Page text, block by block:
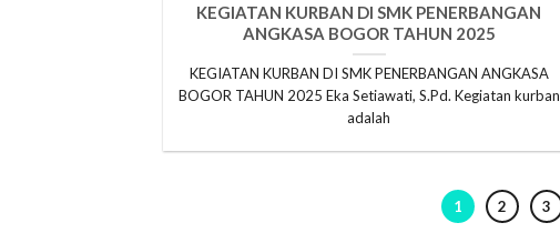
KEGIATAN KURBAN DI SMK PENERBANGAN
ANGKASA BOGOR TAHUN 2025
KEGIATAN KURBAN DI SMK PENERBANGAN ANGKASA
BOGOR TAHUN 2025 Eka Setiawati, S.Pd. Kegiatan kurban
adalah
1 2 3